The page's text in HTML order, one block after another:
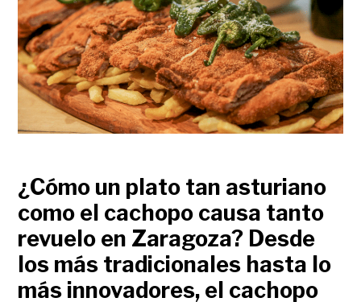
¿Cómo un plato tan asturiano
como el cachopo causa tanto
revuelo en Zaragoza? Desde
los más tradicionales hasta lo
más innovadores, el cachopo